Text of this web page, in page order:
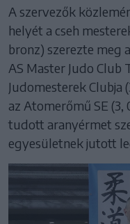
A szervezők
helyét a cseh
bronz) szerezte meg
AS Master Judo Club
Judomesterek Clubja
az Atomerőmű SE
tudott aranyérmet
egyesületnek jutott